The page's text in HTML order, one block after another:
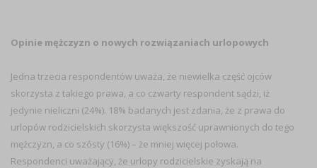
Opinie mężczyzn o nowych rozwiązaniach urlopowych
Jedna trzecia respondentów uważa, że niewielka część ojców
skorzysta z takiego prawa, a co czwarty respondent sądzi, iż
jedynie nieliczni (24%). 18% badanych jest zdania, że z prawa do
urlopów rodzicielskich skorzysta większość uprawnionych do tego
mężczyzn, a co szósty (16%) – że mniej więcej połowa.
Respondenci uważający, że urlopy rodzicielskie zyskają na